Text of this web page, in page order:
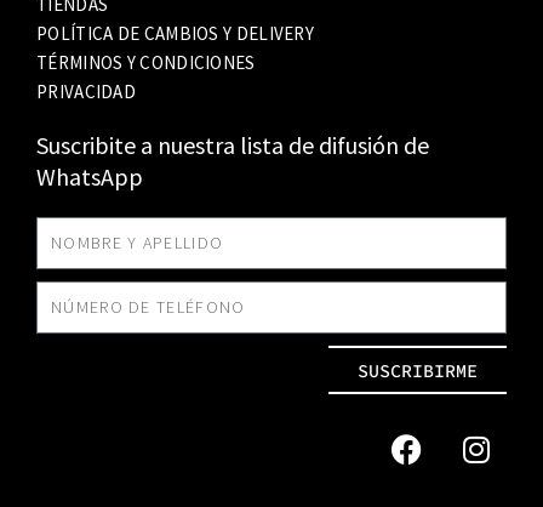
POLÍTICA DE CAMBIOS Y DELIVERY
TÉRMINOS Y CONDICIONES
PRIVACIDAD
Suscribite a nuestra lista de difusión de
WhatsApp
SUSCRIBIRME